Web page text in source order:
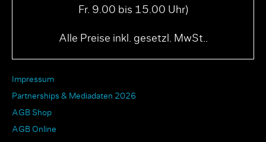
Fr. 9.00 bis 15.00 Uhr)
Alle Preise inkl. gesetzl. MwSt..
Impressum
Partnerships & Mediadaten 2026
AGB Shop
AGB Online